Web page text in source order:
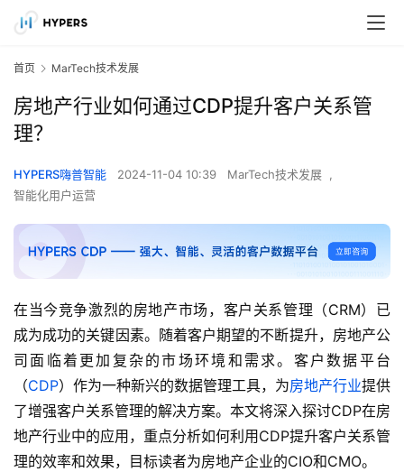
首页 MarTech技术发展
房地产行业如何通过CDP提升客户关系管
理？
HYPERS嗨普智能 2024-11-04 10:39 MarTech技术发展 ,
智能化用户运营
在当今竞争激烈的房地产市场，客户关系管理（CRM）已
成为成功的关键因素。随着客户期望的不断提升，房地产公
司面临着更加复杂的市场环境和需求。客户数据平台
（CDP）作为一种新兴的数据管理工具，为房地产行业提供
了增强客户关系管理的解决方案。本文将深入探讨CDP在房
地产行业中的应用，重点分析如何利用CDP提升客户关系管
理的效率和效果，目标读者为房地产企业的CIO和CMO。